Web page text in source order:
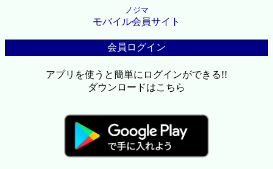
ノジマ
モバイル会員サイト
会員ログイン
アプリを使うと簡単にログインができる!!
ダウンロードはこちら